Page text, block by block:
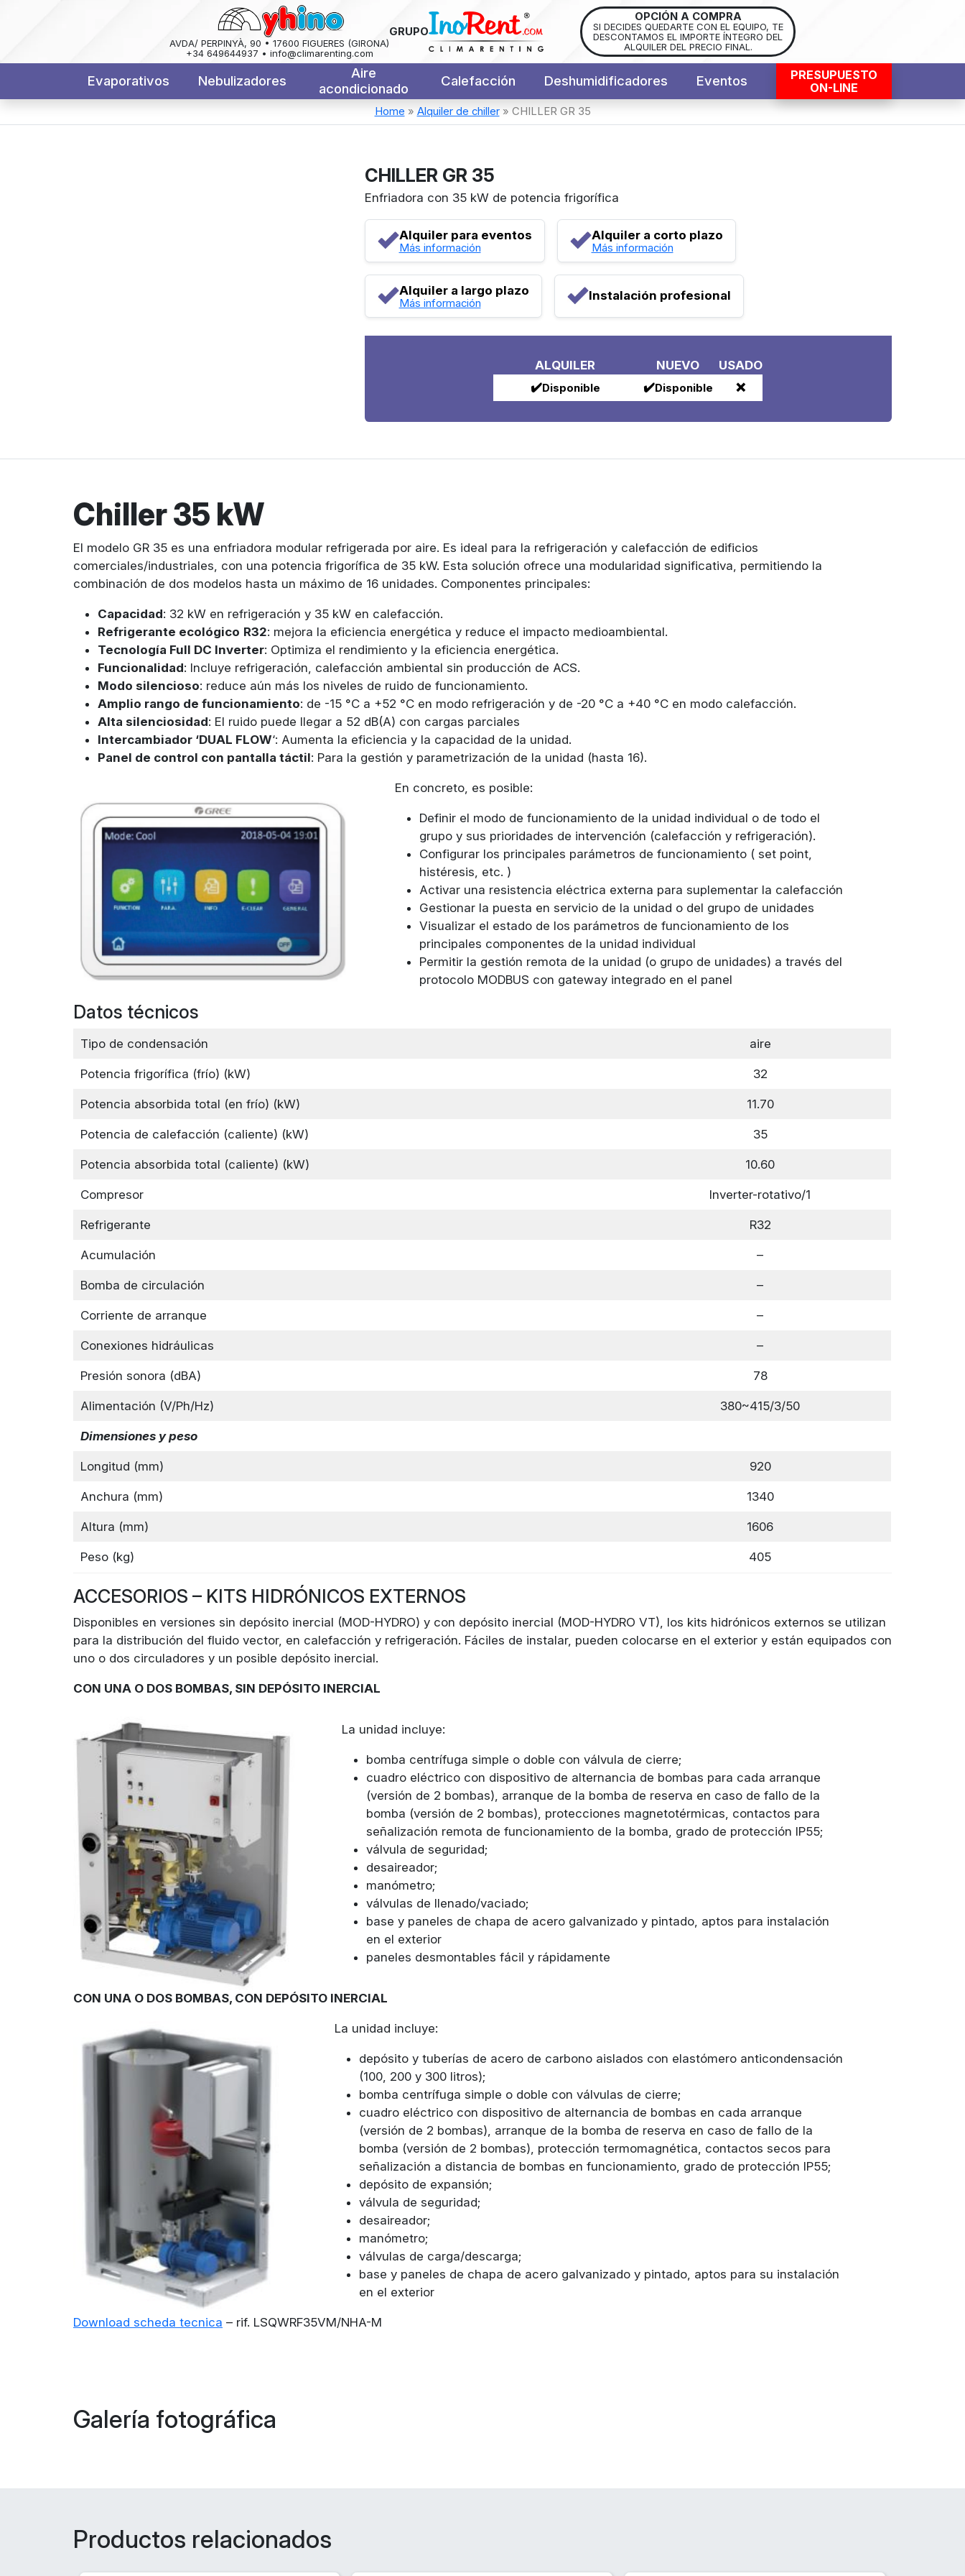
AVDA/ PERPINYÀ, 90 • 17600 FIGUERES (GIRONA)
+34 649644937 • info@climarenting.com
GRUPO
OPCIÓN A COMPRA
SI DECIDES QUEDARTE CON EL EQUIPO, TE
DESCONTAMOS EL IMPORTE ÍNTEGRO DEL
ALQUILER DEL PRECIO FINAL.
Evaporativos Nebulizadores
Aire
acondicionado
Calefacción Deshumidificadores Eventos
PRESUPUESTO
ON-LINE
Home » Alquiler de chiller» CHILLER GR 35
CHILLER GR 35
Enfriadora con 35 kW de potencia frigorífica
Alquiler para eventos
Más información
Alquiler a corto plazo
Más información
Alquiler a largo plazo
Más información
Instalación profesional
ALQUILER
✔️Disponible
NUEVO
✔️Disponible
USADO
❌
Chiller 35 kW
El modelo GR 35 es una enfriadora modular refrigerada por aire. Es ideal para la refrigeración y calefacción de edificios
comerciales/industriales, con una potencia frigorífica de 35 kW. Esta solución ofrece una modularidad significativa, permitiendo la
combinación de dos modelos hasta un máximo de 16 unidades. Componentes principales:
Capacidad: 32 kW en refrigeración y 35 kW en calefacción.
Refrigerante ecológico R32: mejora la eficiencia energética y reduce el impacto medioambiental.
Tecnología Full DC Inverter: Optimiza el rendimiento y la eficiencia energética.
Funcionalidad: Incluye refrigeración, calefacción ambiental sin producción de ACS.
Modo silencioso: reduce aún más los niveles de ruido de funcionamiento.
Amplio rango de funcionamiento: de -15 °C a +52 °C en modo refrigeración y de -20 °C a +40 °C en modo calefacción.
Alta silenciosidad: El ruido puede llegar a 52 dB(A) con cargas parciales
Intercambiador ‘DUAL FLOW‘: Aumenta la eficiencia y la capacidad de la unidad.
Panel de control con pantalla táctil: Para la gestión y parametrización de la unidad (hasta 16).
En concreto, es posible:
Definir el modo de funcionamiento de la unidad individual o de todo el
grupo y sus prioridades de intervención (calefacción y refrigeración).
Configurar los principales parámetros de funcionamiento ( set point,
histéresis, etc. )
Activar una resistencia eléctrica externa para suplementar la calefacción
Gestionar la puesta en servicio de la unidad o del grupo de unidades
Visualizar el estado de los parámetros de funcionamiento de los
principales componentes de la unidad individual
Permitir la gestión remota de la unidad (o grupo de unidades) a través del
protocolo MODBUS con gateway integrado en el panel
Datos técnicos
Tipo de condensación aire
Potencia frigorífica (frío) (kW) 32
Potencia absorbida total (en frío) (kW) 11.70
Potencia de calefacción (caliente) (kW) 35
Potencia absorbida total (caliente) (kW) 10.60
Compresor Inverter-rotativo/1
Refrigerante R32
Acumulación –
Bomba de circulación –
Corriente de arranque –
Conexiones hidráulicas –
Presión sonora (dBA) 78
Alimentación (V/Ph/Hz) 380~415/3/50
Dimensiones y peso
Longitud (mm) 920
Anchura (mm) 1340
Altura (mm) 1606
Peso (kg) 405
ACCESORIOS – KITS HIDRÓNICOS EXTERNOS
Disponibles en versiones sin depósito inercial (MOD-HYDRO) y con depósito inercial (MOD-HYDRO VT), los kits hidrónicos externos se utilizan
para la distribución del fluido vector, en calefacción y refrigeración. Fáciles de instalar, pueden colocarse en el exterior y están equipados con
uno o dos circuladores y un posible depósito inercial.
CON UNA O DOS BOMBAS, SIN DEPÓSITO INERCIAL
La unidad incluye:
bomba centrífuga simple o doble con válvula de cierre;
cuadro eléctrico con dispositivo de alternancia de bombas para cada arranque
(versión de 2 bombas), arranque de la bomba de reserva en caso de fallo de la
bomba (versión de 2 bombas), protecciones magnetotérmicas, contactos para
señalización remota de funcionamiento de la bomba, grado de protección IP55;
válvula de seguridad;
desaireador;
manómetro;
válvulas de llenado/vaciado;
base y paneles de chapa de acero galvanizado y pintado, aptos para instalación
en el exterior
paneles desmontables fácil y rápidamente
CON UNA O DOS BOMBAS, CON DEPÓSITO INERCIAL
La unidad incluye:
depósito y tuberías de acero de carbono aislados con elastómero anticondensación
(100, 200 y 300 litros);
bomba centrífuga simple o doble con válvulas de cierre;
cuadro eléctrico con dispositivo de alternancia de bombas en cada arranque
(versión de 2 bombas), arranque de la bomba de reserva en caso de fallo de la
bomba (versión de 2 bombas), protección termomagnética, contactos secos para
señalización a distancia de bombas en funcionamiento, grado de protección IP55;
depósito de expansión;
válvula de seguridad;
desaireador;
manómetro;
válvulas de carga/descarga;
base y paneles de chapa de acero galvanizado y pintado, aptos para su instalación
en el exterior
Download scheda tecnica – rif. LSQWRF35VM/NHA-M
Galería fotográfica
Productos relacionados